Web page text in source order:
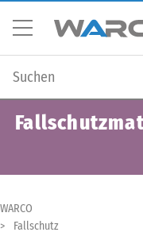
WARCO
Fallschutz